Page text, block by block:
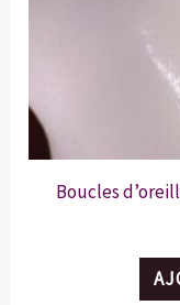
Boucles